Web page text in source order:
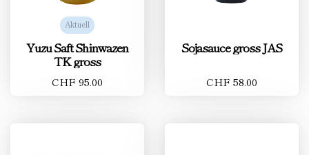
Aktuell
Yuzu Saft Shinwazen
TK gross
CHF 95.00
Sojasauce gross JAS
CHF 58.00